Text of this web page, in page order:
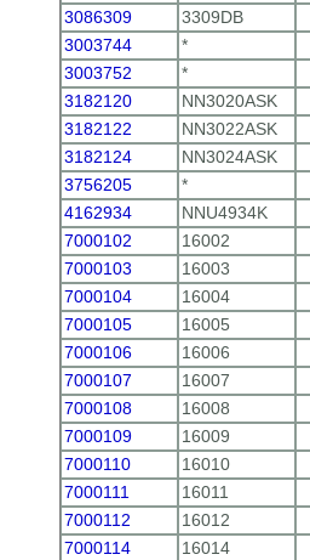
3086309
3309DB
3003744
*
3003752
*
3182120
NN3020ASK
3182122
NN3022ASK
3182124
NN3024ASK
3756205
*
4162934
NNU4934K
7000102
16002
7000103
16003
7000104
16004
7000105
16005
7000106
16006
7000107
16007
7000108
16008
7000109
16009
7000110
16010
7000111
16011
7000112
16012
7000114
16014